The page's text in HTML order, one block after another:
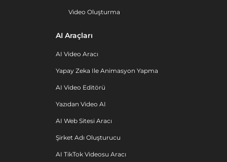
Video Oluşturma
AI Araçları
AI Video Aracı
Yapay Zeka Ile Animasyon Yapma
AI Video Editörü
Yazıdan Video AI
AI Web Sitesi Aracı
Şirket Adı Oluşturucu
AI TikTok Videosu Aracı